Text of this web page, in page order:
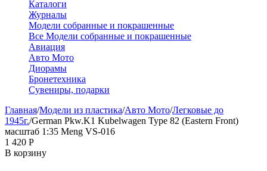
Каталоги
Журналы
Модели собранные и покрашенные
Все Модели собранные и покрашенные
Авиация
Авто Мото
Диорамы
Бронетехника
Сувениры, подарки
Главная/Модели из пластика/Авто Мото/Легковые до
1945г./German Pkw.K1 Kubelwagen Type 82 (Eastern Front)
масштаб 1:35 Meng VS-016
1 420 Р
В корзину